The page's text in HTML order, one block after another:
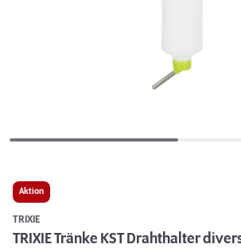
Aktion
TRIXIE
TRIXIE Tränke KST Drahthalter